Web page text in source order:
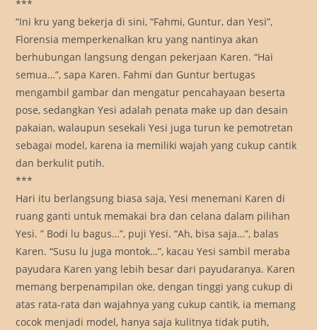
***
“Ini kru yang bekerja di sini, “Fahmi, Guntur, dan Yesi”,
Florensia memperkenalkan kru yang nantinya akan
berhubungan langsung dengan pekerjaan Karen. “Hai
semua…”, sapa Karen. Fahmi dan Guntur bertugas
mengambil gambar dan mengatur pencahayaan beserta
pose, sedangkan Yesi adalah penata make up dan desain
pakaian, walaupun sesekali Yesi juga turun ke pemotretan
sebagai model, karena ia memiliki wajah yang cukup cantik
dan berkulit putih.
***
Hari itu berlangsung biasa saja, Yesi menemani Karen di
ruang ganti untuk memakai bra dan celana dalam pilihan
Yesi. ” Bodi lu bagus…”, puji Yesi. “Ah, bisa saja…”, balas
Karen. “Susu lu juga montok…”, kacau Yesi sambil meraba
payudara Karen yang lebih besar dari payudaranya. Karen
memang berpenampilan oke, dengan tinggi yang cukup di
atas rata-rata dan wajahnya yang cukup cantik, ia memang
cocok menjadi model, hanya saja kulitnya tidak putih,